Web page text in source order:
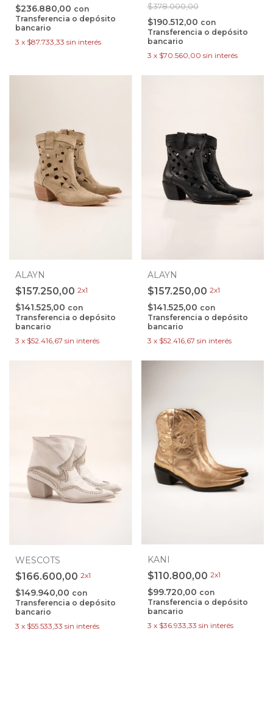
$236.880,00 con
Transferencia o depósito
bancario
3 x $87.733,33 sin interés
$378.000,00
$190.512,00 con
Transferencia o depósito
bancario
3 x $70.560,00 sin interés
ALAYN
$157.250,00 2x1
$141.525,00 con
Transferencia o depósito
bancario
3 x $52.416,67 sin interés
ALAYN
$157.250,00 2x1
$141.525,00 con
Transferencia o depósito
bancario
3 x $52.416,67 sin interés
WESCOTS
$166.600,00 2x1
$149.940,00 con
Transferencia o depósito
bancario
3 x $55.533,33 sin interés
KANI
$110.800,00 2x1
$99.720,00 con
Transferencia o depósito
bancario
3 x $36.933,33 sin interés